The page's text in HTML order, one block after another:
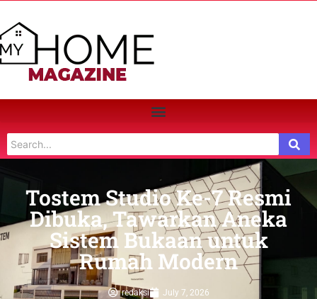
Tostem Studio Ke-7 Resmi
Dibuka, Tawarkan Aneka
Sistem Bukaan untuk
Rumah Modern
redaksi July 7, 2026